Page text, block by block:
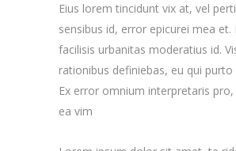
Eius lorem tincidunt vix at, vel
sensibus id, error epicurei mea et.
facilisis urbanitas moderatius id.
rationibus definiebas, eu qui purto
Ex error omnium interpretaris pro,
ea vim